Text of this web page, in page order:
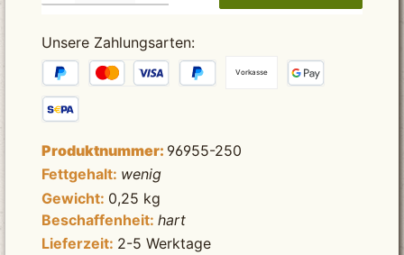
Unsere Zahlungsarten:
Vorkasse
Produktnummer: 96955-250
Fettgehalt: wenig
Gewicht: 0,25 kg
Beschaffenheit: hart
Lieferzeit: 2-5 Werktage